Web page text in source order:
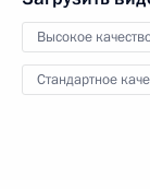
Высокое
Стандартное